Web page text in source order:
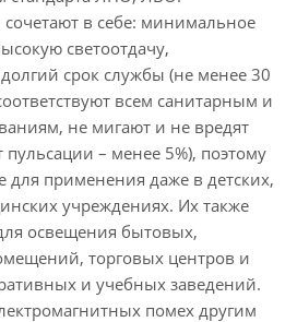
в себе: минимальное
светоотдачу,
срок службы (не менее 30
всем санитарным и
не мигают и не вредят
– менее 5%), поэтому
для применения даже в детских,
учреждениях. Их также
освещения бытовых,
торговых центров и
и учебных заведений.
помех другим